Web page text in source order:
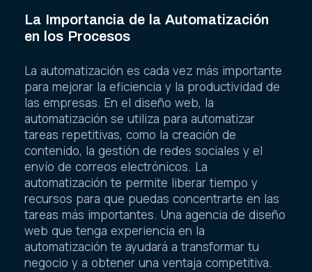
La Importancia de la Automatización
en los Procesos
La automatización es cada vez más importante
para mejorar la eficiencia y la productividad de
las empresas. En el diseño web, la
automatización se utiliza para automatizar
tareas repetitivas, como la creación de
contenido, la gestión de redes sociales y el
envío de correos electrónicos. La
automatización te permite liberar tiempo y
recursos para que puedas concentrarte en las
tareas más importantes. Una agencia de diseño
web que tenga experiencia en la
automatización te ayudará a transformar tu
negocio y a obtener una ventaja competitiva.